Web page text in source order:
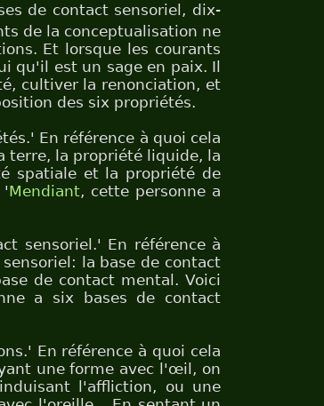
de contact sensoriel, dix-
de la conceptualisation ne
Et lorsque les courants
qu'il est un sage en paix. Il
cultiver la renonciation, et
des six propriétés.
En référence à quoi cela
terre, la propriété liquide, la
spatiale et la propriété de
'Mendiant, cette personne a
sensoriel.' En référence à
la base de contact
de contact mental. Voici
a six bases de contact
En référence à quoi cela
une forme avec l'œil, on
l'affliction, ou une